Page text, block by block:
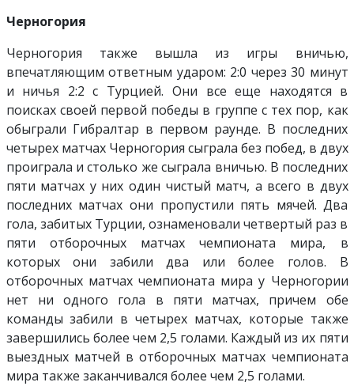
Черногория
Черногория также вышла из игры вничью,
впечатляющим ответным ударом: 2:0 через 30 минут
и ничья 2:2 с Турцией. Они все еще находятся в
поисках своей первой победы в группе с тех пор, как
обыграли Гибралтар в первом раунде. В последних
четырех матчах Черногория сыграла без побед, в двух
проиграла и столько же сыграла вничью. В последних
пяти матчах у них один чистый матч, а всего в двух
последних матчах они пропустили пять мячей. Два
гола, забитых Турции, ознаменовали четвертый раз в
пяти отборочных матчах чемпионата мира, в
которых они забили два или более голов. В
отборочных матчах чемпионата мира у Черногории
нет ни одного гола в пяти матчах, причем обе
команды забили в четырех матчах, которые также
завершились более чем 2,5 голами. Каждый из их пяти
выездных матчей в отборочных матчах чемпионата
мира также заканчивался более чем 2,5 голами.